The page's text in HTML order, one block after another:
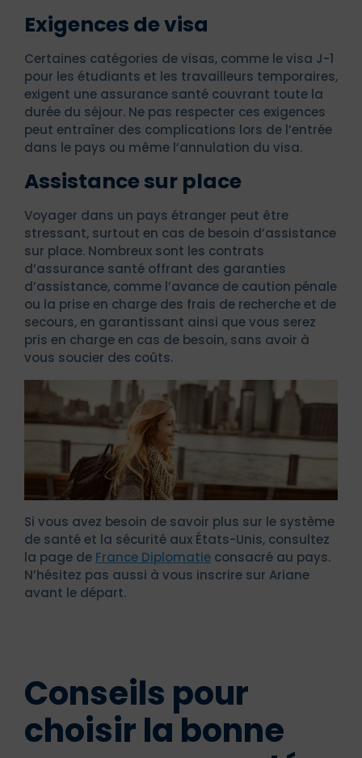
Exigences de visa
Certaines catégories de visas, comme le visa J-1
pour les étudiants et les travailleurs temporaires,
exigent une assurance santé couvrant toute la
durée du séjour. Ne pas respecter ces exigences
peut entraîner des complications lors de l’entrée
dans le pays ou même l’annulation du visa.
Assistance sur place
Voyager dans un pays étranger peut être
stressant, surtout en cas de besoin d’assistance
sur place. Nombreux sont les contrats
d’assurance santé offrant des garanties
d’assistance, comme l’avance de caution pénale
ou la prise en charge des frais de recherche et de
secours, en garantissant ainsi que vous serez
pris en charge en cas de besoin, sans avoir à
vous soucier des coûts.
Si vous avez besoin de savoir plus sur le système
de santé et la sécurité aux États-Unis, consultez
la page de France Diplomatie consacré au pays.
N’hésitez pas aussi à vous inscrire sur Ariane
avant le départ.
Conseils pour
choisir la bonne